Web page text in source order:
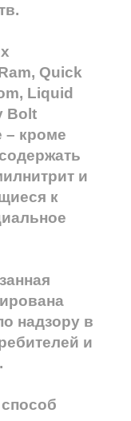
Quick
Liquid
Bolt
– кроме
и
к
надзору в
и